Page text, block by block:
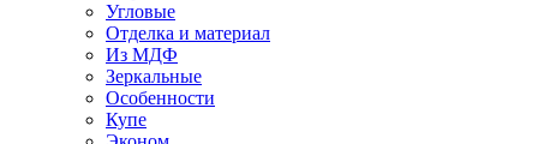
Угловые
Отделка и материал
Из МДФ
Зеркальные
Особенности
Купе